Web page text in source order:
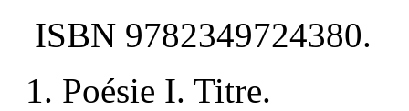
ISBN 9782349724380.
1. Poésie I. Titre.